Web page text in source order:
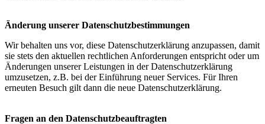
Änderung unserer Datenschutzbestimmungen
Wir behalten uns vor, diese Datenschutzerklärung anzupassen, damit
sie stets den aktuellen rechtlichen Anforderungen entspricht oder um
Änderungen unserer Leistungen in der Datenschutzerklärung
umzusetzen, z.B. bei der Einführung neuer Services. Für Ihren
erneuten Besuch gilt dann die neue Datenschutzerklärung.
Fragen an den Datenschutzbeauftragten